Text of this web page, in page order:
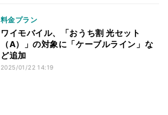
料金プラン
ワイモバイル、「おうち割 光セット
（A）」の対象に「ケーブルライン」な
ど追加
2025/01/22 14:19